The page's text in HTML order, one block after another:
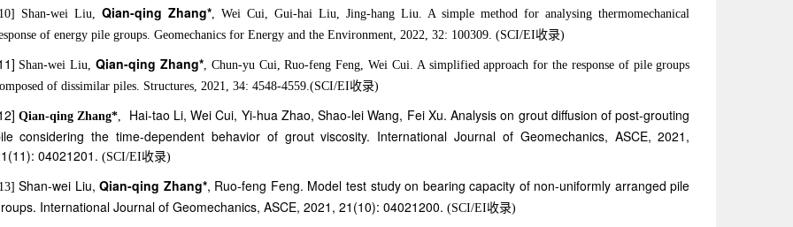
Shan-wei Liu, Qian-qing Zhang*, Wei Cui, Gui-hai Liu, Jing-hang Liu. A simple method for analysing thermomechanical
of energy pile groups. Geomechanics for Energy and the Environment, 2022, 32: 100309. (SCI/EI收录)
Shan-wei Liu,Qian-qing Zhang*, Chun-yu Cui, Ruo-feng Feng, Wei Cui. A simplified approach for the response of pile groups
of dissimilar piles. Structures, 2021, 34: 4548-4559.(SCI/EI收录)
Qian-qing Zhang*,
Hai-tao Li, Wei Cui, Yi-hua Zhao, Shao-lei Wang, Fei Xu. Analysis on grout diffusion of post-grouting
considering the time-dependent behavior of grout viscosity. International Journal of Geomechanics, ASCE, 2021,
04021201. (SCI/EI收录)
Shan-wei Liu,Qian-qing Zhang*, Ruo-feng Feng. Model test study on bearing capacity of non-uniformly arranged pile
International Journal of Geomechanics, ASCE, 2021, 21(10): 04021200. (SCI/EI收录)